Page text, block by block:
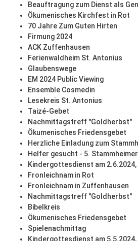
Beauftragung zum Dienst als
Ökumenisches Kirchfest in Rot
70 Jahre Zum Guten Hirten
Firmung 2024
ACK Zuffenhausen
Ferienwaldheim St. Antonius
Glaubenswege
EM 2024 Public Viewing
Ensemble Cosmedin
Lesekreis St. Antonius
Taizé-Gebet
Nachmittagstreff "Goldherbst"
Ökumenisches Friedensgebet
Herzliche Einladung zum
Helfer gesucht - 5.
Kindergottesdienst am 2.6.2024,
Fronleichnam in Rot
Fronleichnam in Zuffenhausen
Nachmittagstreff "Goldherbst"
Bibelkreis
Ökumenisches Friedensgebet
Spielenachmittag
Kindergottesdienst am 5.5.2024,